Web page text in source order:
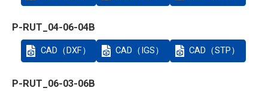
P-RUT_04-06-04B
CAD（DXF） CAD（IGS） CAD（STP）
P-RUT_06-03-06B